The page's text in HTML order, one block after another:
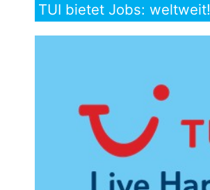
TUI bietet Jobs: weltweit!